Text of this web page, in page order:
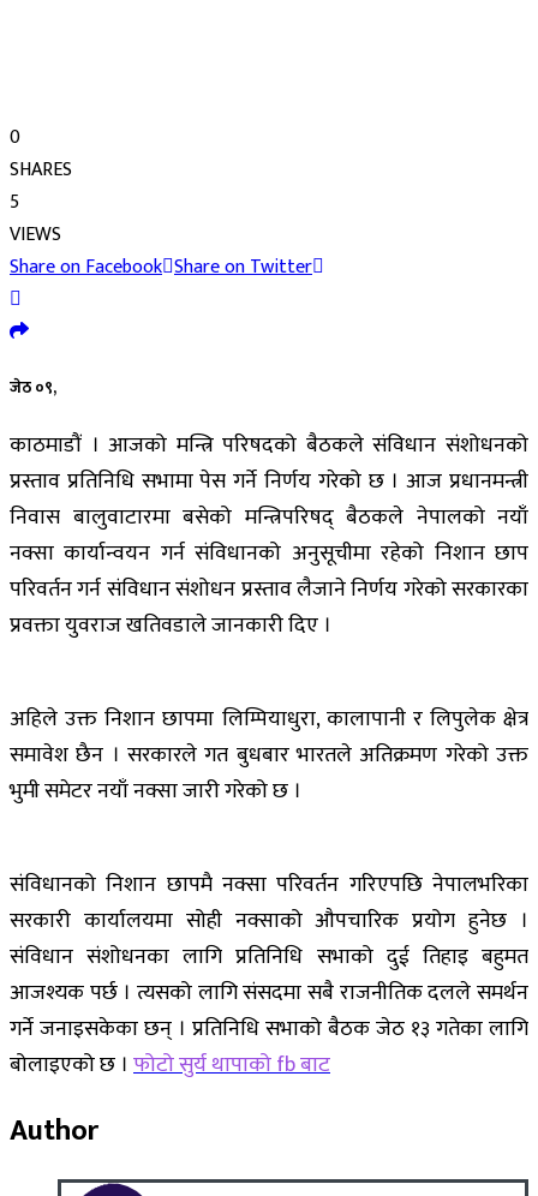
0
SHARES
5
VIEWS
Share on Facebook Share on Twitter
जेठ ०९,
काठमाडौं । आजको मन्त्रि परिषदको बैठकले संविधान संशोधनको
प्रस्ताव प्रतिनिधि सभामा पेस गर्ने निर्णय गरेको छ । आज प्रधानमन्त्री
निवास बालुवाटारमा बसेको मन्त्रिपरिषद् बैठकले नेपालको नयाँ
नक्सा कार्यान्वयन गर्न संविधानको अनुसूचीमा रहेको निशान छाप
परिवर्तन गर्न संविधान संशोधन प्रस्ताव लैजाने निर्णय गरेको सरकारका
प्रवक्ता युवराज खतिवडाले जानकारी दिए ।
अहिले उक्त निशान छापमा लिम्पियाधुरा, कालापानी र लिपुलेक क्षेत्र
समावेश छैन । सरकारले गत बुधबार भारतले अतिक्रमण गरेको उक्त
भुमी समेटर नयाँ नक्सा जारी गरेको छ ।
संविधानको निशान छापमै नक्सा परिवर्तन गरिएपछि नेपालभरिका
सरकारी कार्यालयमा सोही नक्साको औपचारिक प्रयोग हुनेछ ।
संविधान संशोधनका लागि प्रतिनिधि सभाको दुई तिहाइ बहुमत
आजश्यक पर्छ । त्यसको लागि संसदमा सबै राजनीतिक दलले समर्थन
गर्ने जनाइसकेका छन् । प्रतिनिधि सभाको बैठक जेठ १३ गतेका लागि
बोलाइएको छ । फोटो सुर्य थापाको fb बाट
Author